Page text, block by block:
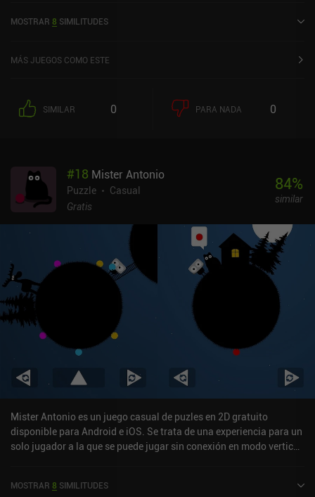
Google Play y de 4,6 sobre 5,0 en la App Store de iOS.
MOSTRAR 8 SIMILITUDES
MÁS JUEGOS COMO ESTE
SIMILAR 0 PARA NADA 0
#18 Mister Antonio
Puzzle
Casual
Gratis
84%
similar
Mister Antonio es un juego casual de puzles en 2D gratuito
disponible para Android e iOS. Se trata de una experiencia para un
solo jugador a la que se puede jugar sin conexión en modo vertical.
actualmente una puntuación de 4,9 sobre 5,0 en Google Play y de
MOSTRAR 8 SIMILITUDES